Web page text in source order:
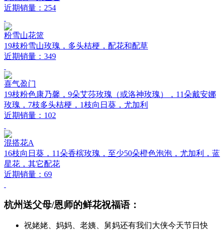
近期销量：254
粉雪山花篮
19枝粉雪山玫瑰，多头桔梗，配花和配草
近期销量：349
喜气盈门
19枝粉色康乃馨，9朵艾莎玫瑰（或洛神玫瑰），11朵戴安娜
玫瑰，7枝多头桔梗，1枝向日葵，尤加利
近期销量：102
混搭花A
16枝向日葵，11朵香槟玫瑰，至少50朵橙色泡泡，尤加利，蓝
星花，其它配花
近期销量：69
杭州送父母/恩师的鲜花祝福语：
祝姥姥、妈妈、老姨、舅妈还有我们大侠今天节日快